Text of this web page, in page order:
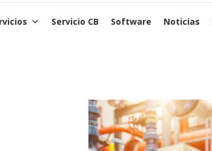
Servicio CB Software Noticias